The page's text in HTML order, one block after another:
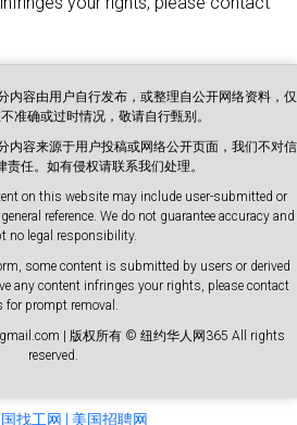
内容由用户自行发布，或整理自公开网络资料，仅
准确或过时情况，敬请自行甄别。
内容来源于用户投稿或网络公开页面，我们不对信
责任。如有侵权请联系我们处理。
on this website may include user-submitted or
reference. We do not guarantee accuracy and
no legal responsibility.
some content is submitted by users or derived
any content infringes your rights, please contact
for prompt removal.
| 版权所有 © 纽约华人网365 All rights
reserved.
找工网 | 美国招聘网